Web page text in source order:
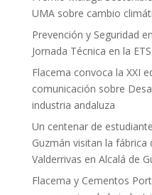
UMA sobre cambio
Prevención y Seguridad
Jornada Técnica en la
Flacema convoca la XXI
comunicación sobre
industria andaluza
Un centenar de
Guzmán visitan la
Valderrivas en Alcalá de
Flacema y Cementos